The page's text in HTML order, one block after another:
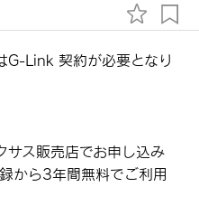
G-Link 契約が必要となり
サス販売店でお申し込み
から3年間無料でご利用